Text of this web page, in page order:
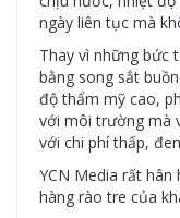
ngày liên tục mà
Thay vì những bức
bằng song sắt
độ thẩm mỹ cao,
với môi trường mà
với chi phí thấp,
YCN Media rất hân
hàng rào tre của